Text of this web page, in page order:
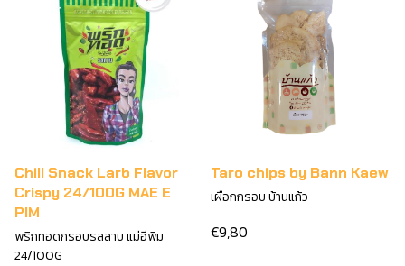
Chill Snack Larb Flavor
Crispy 24/100G MAE E
PIM
พริกทอดกรอบรสลาบ แม่อีพิม
24/100G
Taro chips by Bann Kaew
เผือกกรอบ บ้านแก้ว
€9,80